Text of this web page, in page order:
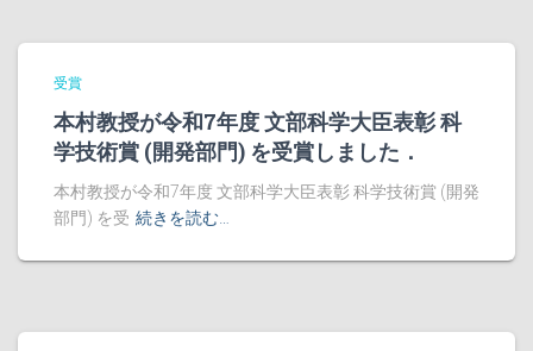
受賞
本村教授が令和7年度 文部科学大臣表彰 科
学技術賞 (開発部門) を受賞しました．
本村教授が令和7年度 文部科学大臣表彰 科学技術賞 (開発
部門) を受 続きを読む…